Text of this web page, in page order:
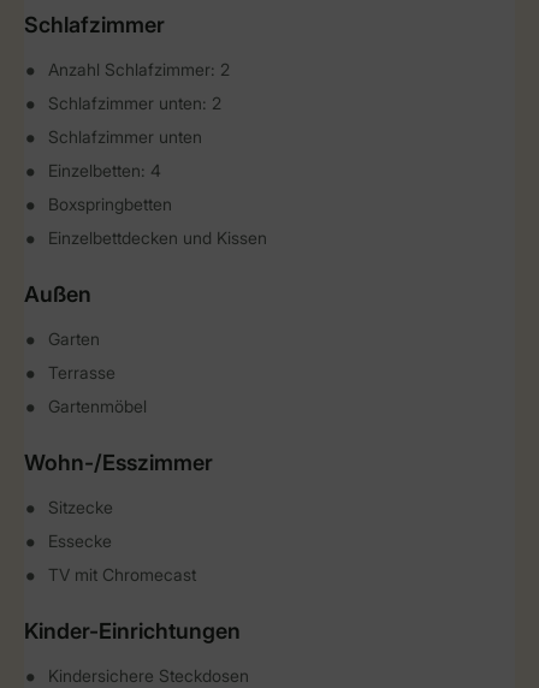
Schlafzimmer
Anzahl Schlafzimmer: 2
Schlafzimmer unten: 2
Schlafzimmer unten
Einzelbetten: 4
Boxspringbetten
Einzelbettdecken und Kissen
Außen
Garten
Terrasse
Gartenmöbel
Wohn-/Esszimmer
Sitzecke
Essecke
TV mit Chromecast
Kinder-Einrichtungen
Kindersichere Steckdosen